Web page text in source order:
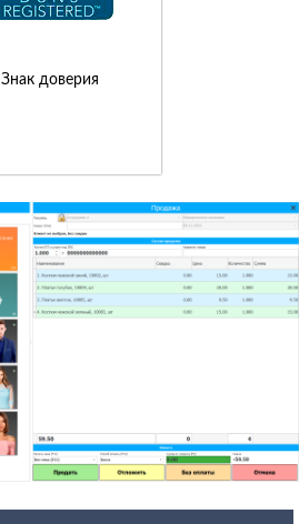
Знак доверия